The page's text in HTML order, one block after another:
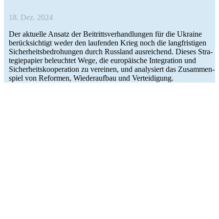
18. Dez. 2024
Der aktu­elle Ansatz der Bei­tritts­ver­hand­lun­gen für die Ukraine
berück­sich­tigt weder den lau­fen­den Krieg noch die lang­fris­ti­gen
Sicher­heits­be­dro­hun­gen durch Russ­land aus­rei­chend. Dieses Stra­
te­gie­pa­pier beleuch­tet Wege, die euro­päi­sche Inte­gra­tion und
Sicher­heits­ko­ope­ra­tion zu ver­ei­nen, und ana­ly­siert das Zusam­men­
spiel von Refor­men, Wie­der­auf­bau und Verteidigung.